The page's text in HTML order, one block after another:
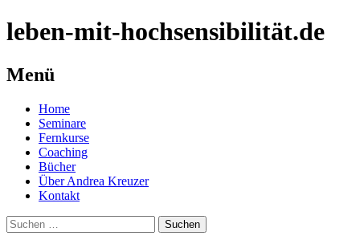
leben-mit-hochsensibilität.de
Menü
Springe
zum
Inhalt
Home
Seminare
Fernkurse
Coaching
Bücher
Über Andrea Kreuzer
Kontakt
Suchen
nach: